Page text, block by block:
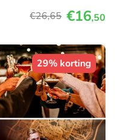
€26,65 €16,50
29% korting